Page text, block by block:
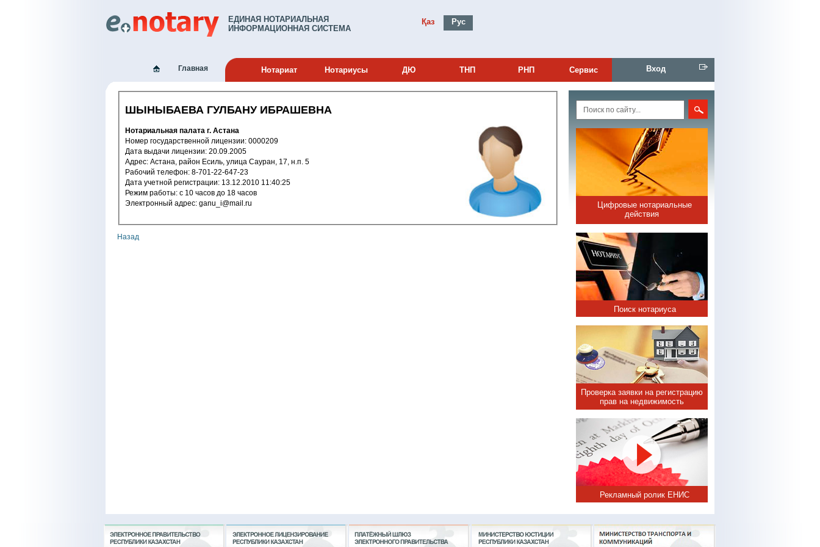
ЕДИНАЯ НОТАРИАЛЬНАЯ
ИНФОРМАЦИОННАЯ СИСТЕМА
Қаз Рус
Главная Нотариат Нотариусы ДЮ ТНП РНП Сервис Вход
ШЫНЫБАЕВА ГУЛБАНУ ИБРАШЕВНА
Нотариальная палата г. Астана
Номер государственной лицензии: 0000209
Дата выдачи лицензии: 20.09.2005
Адрес: Астана, район Есиль, улица Сауран, 17, н.п. 5
Рабочий телефон: 8-701-22-647-23
Дата учетной регистрации: 13.12.2010 11:40:25
Режим работы: с 10 часов до 18 часов
Электронный адрес: ganu_i@mail.ru
Назад
Цифровые нотариальные
действия
Поиск нотариуса
Проверка заявки на регистрацию
прав на недвижимость
Рекламный ролик ЕНИС